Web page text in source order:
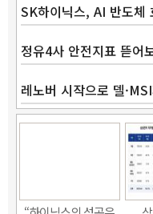
SK하이닉스, AI 반도
정유4사 안전지표 뜯
레노버 시작으로 델